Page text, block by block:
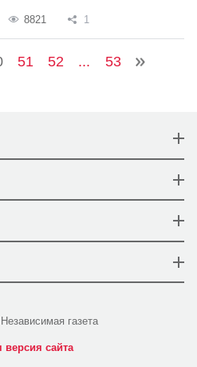
8821 1
51 52 ... 53
газета
версия сайта